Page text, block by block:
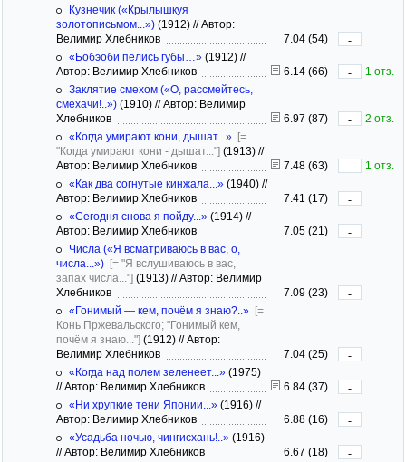
Кузнечик («Крылышкуя
золотописьмом...») (1912) //Автор:
Велимир Хлебников
7.04 (54)
-
«Бобэоби пелись губы…» (1912) //
Автор: Велимир Хлебников
6.14 (66) -
1 отз.
Заклятие смехом («О, рассмейтесь,
смехачи!..») (1910) //Автор: Велимир
Хлебников
6.97 (87) -
2 отз.
«Когда умирают кони, дышат...» [=
"Когда умирают кони - дышат..."] (1913) //
Автор: Велимир Хлебников
7.48 (63) -
1 отз.
«Как два согнутые кинжала...» (1940) //
Автор: Велимир Хлебников
7.41 (17)
-
«Сегодня снова я пойду...» (1914) //
Автор: Велимир Хлебников
7.05 (21)
-
Числа («Я всматриваюсь в вас, о,
числа...») [= "Я вслушиваюсь в вас,
запах числа..."] (1913) //Автор: Велимир
Хлебников
7.09 (23)
-
«Гонимый — кем, почём я знаю?..» [=
Конь Пржевальского; "Гонимый кем,
почём я знаю..."] (1912) //Автор:
Велимир Хлебников
7.04 (25)
-
«Когда над полем зеленеет...» (1975)
//Автор: Велимир Хлебников 6.84 (37)
-
«Ни хрупкие тени Японии...» (1916) //
Автор: Велимир Хлебников
6.88 (16)
-
«Усадьба ночью, чингисхань!..» (1916)
//Автор: Велимир Хлебников 6.67 (18)
-